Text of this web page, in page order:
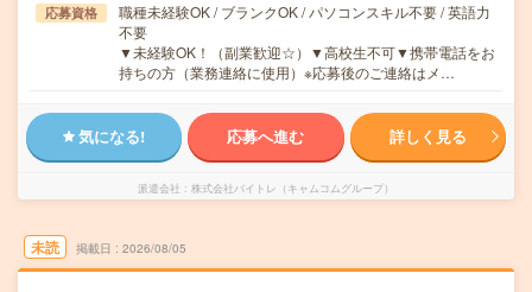
応募資格
職種未経験OK / ブランクOK / パソコンスキル不要 / 英語力
不要
▼未経験OK！（副業歓迎☆）▼高校生不可▼携帯電話をお
持ちの方（業務連絡に使用）※応募後のご連絡はメ…
気になる! 応募へ進む 詳しく見る
派遣会社 株式会社バイトレ（キャムコムグループ）
未読 掲載日 2026/08/05